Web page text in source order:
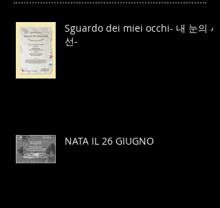
Sguardo dei miei occhi- 내 눈의 시
선-
NATA IL 26 GIUGNO